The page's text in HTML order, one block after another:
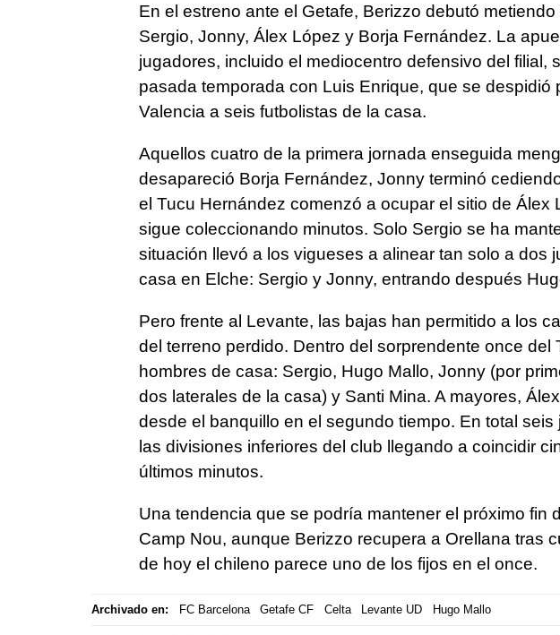
En el estreno ante el Getafe, Berizzo debutó
Sergio, Jonny, Álex López y Borja Fernández. La
jugadores, incluido el mediocentro defensivo del filial,
pasada temporada con Luis Enrique, que se despidió
Valencia a seis futbolistas de la casa.
Aquellos cuatro de la primera jornada enseguida
desapareció Borja Fernández, Jonny terminó
el Tucu Hernández comenzó a ocupar el sitio de Álex
sigue coleccionando minutos. Solo Sergio se ha
situación llevó a los vigueses a alinear tan solo a dos
casa en Elche: Sergio y Jonny, entrando después
Pero frente al Levante, las bajas han permitido a los
del terreno perdido. Dentro del sorprendente once del
hombres de casa: Sergio, Hugo Mallo, Jonny (por
dos laterales de la casa) y Santi Mina. A mayores,
desde el banquillo en el segundo tiempo. En total
las divisiones inferiores del club llegando a coincidir
últimos minutos.
Una tendencia que se podría mantener el próximo fin
Camp Nou, aunque Berizzo recupera a Orellana tras
de hoy el chileno parece uno de los fijos en el once.
Archivado en: FC Barcelona Getafe CF Celta Levante UD Hugo Mallo